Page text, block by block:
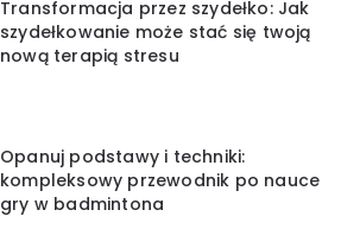
Transformacja przez szydełko: Jak
szydełkowanie może stać się twoją
nową terapią stresu
Opanuj podstawy i techniki:
kompleksowy przewodnik po nauce
gry w badmintona